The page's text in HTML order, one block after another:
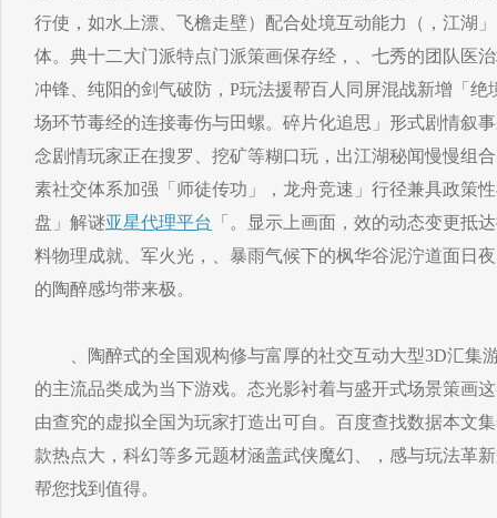
行使，如水上漂、飞檐走壁）配合处境互动能力（，江湖
体。典十二大门派特点门派策画保存经，、七秀的团队医
冲锋、纯阳的剑气破防，P玩法援帮百人同屏混战新增「
场环节毒经的连接毒伤与田螺。碎片化追思」形式剧情叙
念剧情玩家正在搜罗、挖矿等糊口玩，出江湖秘闻慢慢组
素社交体系加强「师徒传功」，龙舟竞速」行径兼具政策
盘」解谜亚星代理平台
「。显示上画面，效的动态变更抵
料物理成就、军火光，、暴雨气候下的枫华谷泥泞道面日
的陶醉感均带来极。
、陶醉式的全国观构修与富厚的社交互动大型3D汇集
的主流品类成为当下游戏。态光影衬着与盛开式场景策画
由查究的虚拟全国为玩家打造出可自。百度查找数据本文
款热点大，科幻等多元题材涵盖武侠魔幻、，感与玩法革
帮您找到值得。